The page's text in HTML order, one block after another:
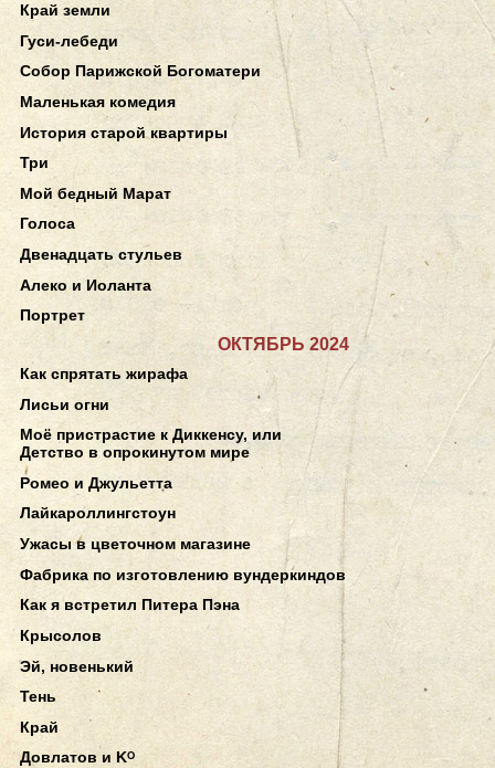
Край земли
Гуси-лебеди
Собор Парижской Богоматери
Маленькая комедия
История старой квартиры
Три
Мой бедный Марат
Голоса
Двенадцать стульев
Алеко и Иоланта
Портрет
ОКТЯБРЬ 2024
Как спрятать жирафа
Лисьи огни
Моё пристрастие к Диккенсу, или
Детство в опрокинутом мире
Ромео и Джульетта
Лайкароллингстоун
Ужасы в цветочном магазине
Фабрика по изготовлению вундеркиндов
Как я встретил Питера Пэна
Крысолов
Эй, новенький
Тень
Край
Довлатов и Kᴼ